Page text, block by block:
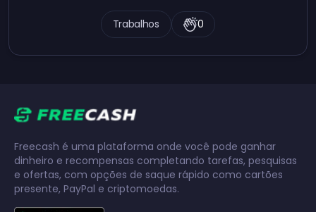
Trabalhos 0
Freecash é uma plataforma onde você pode ganhar
dinheiro e recompensas completando tarefas, pesquisas
e ofertas, com opções de saque rápido como cartões
presente, PayPal e criptomoedas.